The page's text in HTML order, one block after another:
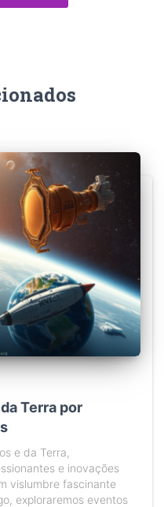
Terra por
e da Terra,
e inovações
vislumbre fascinante
exploraremos eventos